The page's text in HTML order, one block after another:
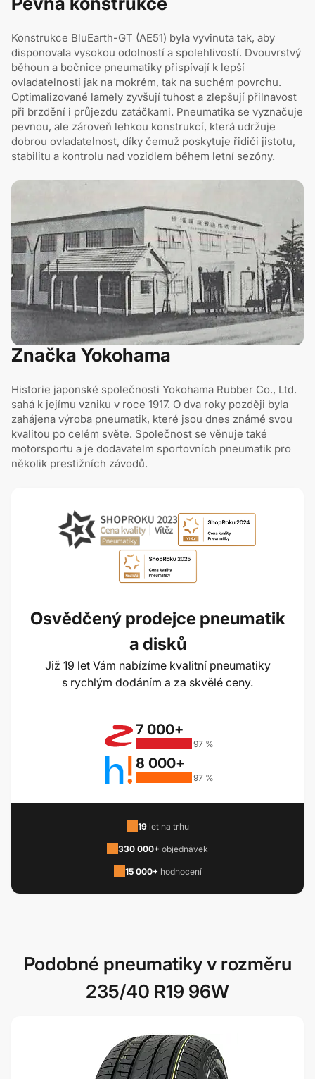
Konstrukce BluEarth-GT (AE51) byla vyvinuta tak, aby
disponovala vysokou odolností a spolehlivostí. Dvouvrstvý
běhoun a bočnice pneumatiky přispívají k lepší
ovladatelnosti jak na mokrém, tak na suchém povrchu.
Optimalizované lamely zyvšují tuhost a zlepšují přilnavost
při brzdění i průjezdu zatáčkami. Pneumatika se vyznačuje
pevnou, ale zároveň lehkou konstrukcí, která udržuje
dobrou ovladatelnost, díky čemuž poskytuje řidiči jistotu,
stabilitu a kontrolu nad vozidlem během letní sezóny.
Značka Yokohama
Historie japonské společnosti Yokohama Rubber Co., Ltd.
sahá k jejímu vzniku v roce 1917. O dva roky později byla
zahájena výroba pneumatik, které jsou dnes známé svou
kvalitou po celém světe. Společnost se věnuje také
motorsportu a je dodavatelm sportovních pneumatik pro
několik prestižních závodů.
Osvědčený prodejce pneumatik
a disků
Již 19 let Vám nabízíme kvalitní pneumatiky
s rychlým dodáním a za skvělé ceny.
7 000+
97 %
8 000+
97 %
19let na trhu
330 000+ objednávek
15 000+ hodnocení
Podobné pneumatiky v rozměru
235/40 R19 96W